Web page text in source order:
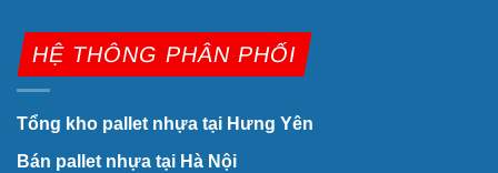
HỆ THÔNG PHÂN PHỐI
Tổng kho pallet nhựa tại Hưng Yên
Bán pallet nhựa tại Hà Nội